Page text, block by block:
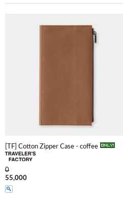
[TF] Cotton Zipper Case - coffee
0
55,000